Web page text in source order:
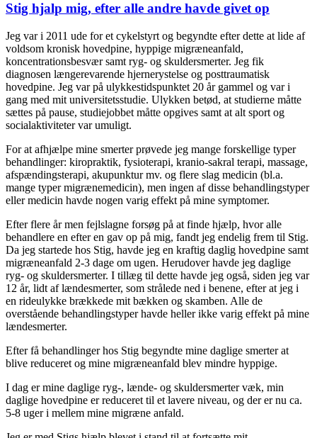
Stig hjalp mig, efter alle andre havde givet op
Jeg var i 2011 ude for et cykelstyrt og begyndte efter dette at lide af
voldsom kronisk hovedpine, hyppige migræneanfald,
koncentrationsbesvær samt ryg- og skuldersmerter. Jeg fik
diagnosen længerevarende hjernerystelse og posttraumatisk
hovedpine. Jeg var på ulykkestidspunktet 20 år gammel og var i
gang med mit universitetsstudie. Ulykken betød, at studierne måtte
sættes på pause, studiejobbet måtte opgives samt at alt sport og
socialaktiviteter var umuligt.
For at afhjælpe mine smerter prøvede jeg mange forskellige typer
behandlinger: kiropraktik, fysioterapi, kranio-sakral terapi, massage,
afspændingsterapi, akupunktur mv. og flere slag medicin (bl.a.
mange typer migrænemedicin), men ingen af disse behandlingstyper
eller medicin havde nogen varig effekt på mine symptomer.
Efter flere år men fejlslagne forsøg på at finde hjælp, hvor alle
behandlere en efter en gav op på mig, fandt jeg endelig frem til Stig.
Da jeg startede hos Stig, havde jeg en kraftig daglig hovedpine samt
migræneanfald 2-3 dage om ugen. Herudover havde jeg daglige
ryg- og skuldersmerter. I tillæg til dette havde jeg også, siden jeg var
12 år, lidt af lændesmerter, som strålede ned i benene, efter at jeg i
en rideulykke brækkede mit bækken og skamben. Alle de
overstående behandlingstyper havde heller ikke varig effekt på mine
lændesmerter.
Efter få behandlinger hos Stig begyndte mine daglige smerter at
blive reduceret og mine migræneanfald blev mindre hyppige.
I dag er mine daglige ryg-, lænde- og skuldersmerter væk, min
daglige hovedpine er reduceret til et lavere niveau, og der er nu ca.
5-8 uger i mellem mine migræne anfald.